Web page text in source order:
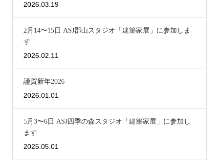
2026.03.19
2月14〜15日 ASJ郡山スタジオ「建築家展」に参加しま
す
2026.02.11
謹賀新年2026
2026.01.01
5月3〜6日 ASJ四季の森スタジオ「建築家展」に参加し
ます
2025.05.01